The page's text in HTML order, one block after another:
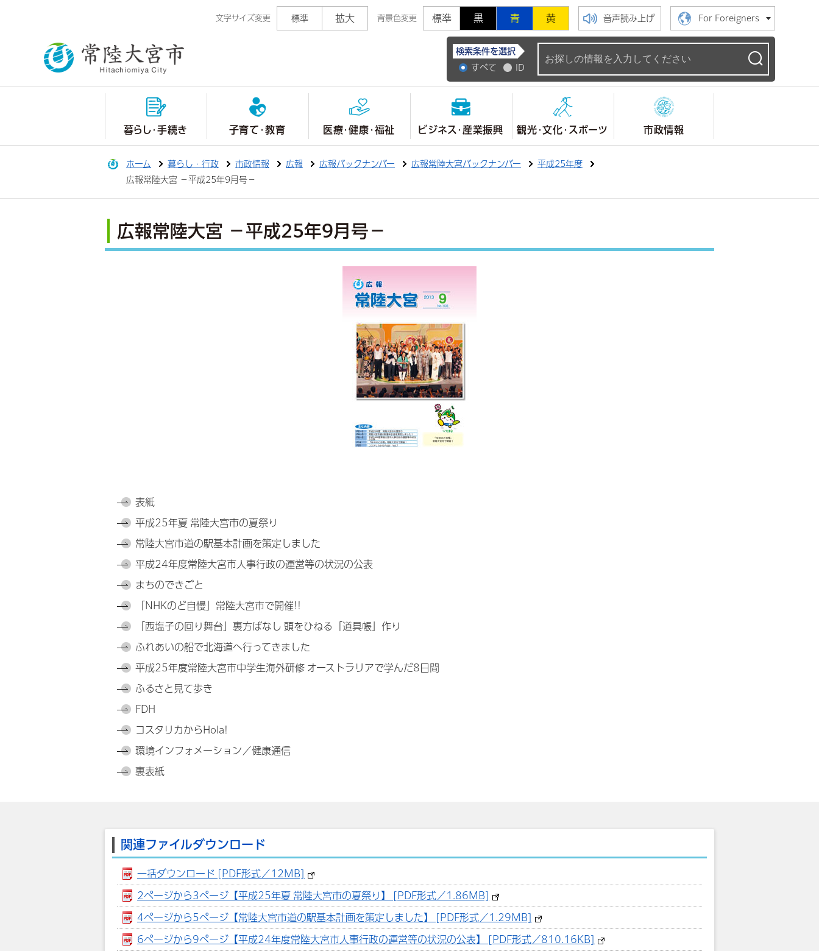
文字サイズ変更 標準 拡大 背景色変更 標準 黒 青 黄 音声読み上げ For Foreigners
常陸大宮市公式ホームページ
検索条件を選択
すべて
ID
暮らし・手続き 子育て・教育 医療・健康・福祉 ビジネス・産業振興 観光・文化・スポーツ 市政情報
ホーム 暮らし・行政 市政情報 広報 広報バックナンバー 広報常陸大宮バックナンバー
平成25年度
広報常陸大宮 －平成25年9月号－
広報常陸大宮 －平成25年9月号－
表紙
平成25年夏 常陸大宮市の夏祭り
常陸大宮市道の駅基本計画を策定しました
平成24年度常陸大宮市人事行政の運営等の状況の公表
まちのできごと
「NHKのど自慢」常陸大宮市で開催!!
「西塩子の回り舞台」裏方ばなし 頭をひねる「道具帳」作り
ふれあいの船で北海道へ行ってきました
平成25年度常陸大宮市中学生海外研修 オーストラリアで学んだ8日間
ふるさと見て歩き
FDH
コスタリカからHola!
環境インフォメーション／健康通信
裏表紙
関連ファイルダウンロード
一括ダウンロード [PDF形式／12MB]
2ページから3ページ【平成25年夏 常陸大宮市の夏祭り】 [PDF形式／1.86MB]
4ページから5ページ【常陸大宮市道の駅基本計画を策定しました】 [PDF形式／1.29MB]
6ページから9ページ【平成24年度常陸大宮市人事行政の運営等の状況の公表】 [PDF形式／810.16KB]